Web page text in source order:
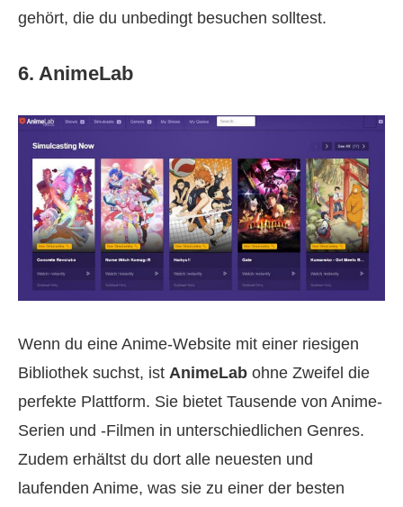
gehört, die du unbedingt besuchen solltest.
6. AnimeLab
Wenn du eine Anime-Website mit einer riesigen
Bibliothek suchst, ist AnimeLab ohne Zweifel die
perfekte Plattform. Sie bietet Tausende von Anime-
Serien und -Filmen in unterschiedlichen Genres.
Zudem erhältst du dort alle neuesten und
laufenden Anime, was sie zu einer der besten